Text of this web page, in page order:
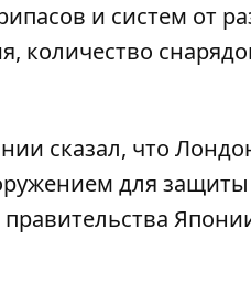
и систем от
количество
сказал, что
для